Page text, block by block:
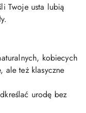
Twoje usta lubią
kobiecych
też klasyczne
urodę bez